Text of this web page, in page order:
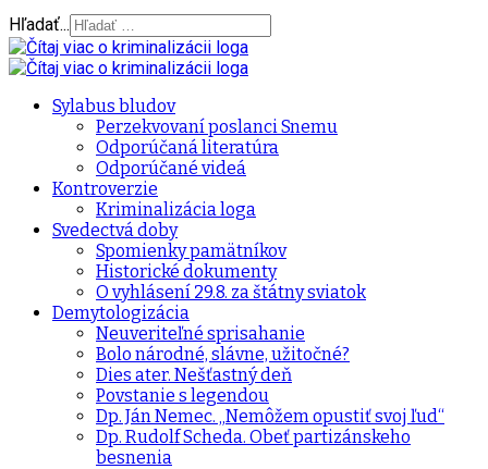
Hľadať...
Sylabus bludov
Perzekvovaní poslanci Snemu
Odporúčaná literatúra
Odporúčané videá
Kontroverzie
Kriminalizácia loga
Svedectvá doby
Spomienky pamätníkov
Historické dokumenty
O vyhlásení 29.8. za štátny sviatok
Demytologizácia
Neuveriteľné sprisahanie
Bolo národné, slávne, užitočné?
Dies ater. Nešťastný deň
Povstanie s legendou
Dp. Ján Nemec. „Nemôžem opustiť svoj ľud“
Dp. Rudolf Scheda. Obeť partizánskeho
besnenia